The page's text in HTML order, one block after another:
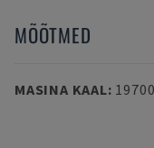
MÕÕTMED
MASINA KAAL: